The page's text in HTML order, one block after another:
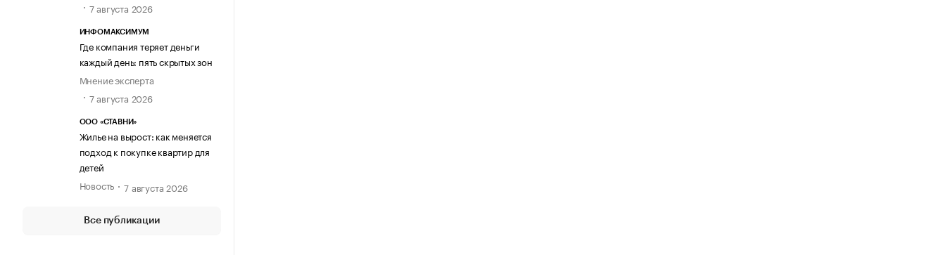
7 августа 2026
ИНФОМАКСИМУМ
Где компания теряет деньги
каждый день: пять скрытых зон
Мнение эксперта
7 августа 2026
ООО «СТАВНИ»
Жилье на вырост: как меняется
подход к покупке квартир для
детей
Новость
7 августа 2026
Все публикации